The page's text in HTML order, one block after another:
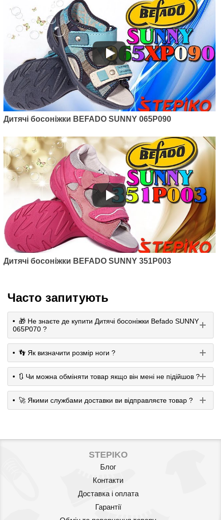
Дитячі босоніжки BEFADO SUNNY 065P090
Дитячі босоніжки BEFADO SUNNY 351P003
Часто запитують
🎁 Не знаєте де купити Дитячі босоніжки Befado SUNNY
065P070 ?
👣 Як визначити розмір ноги ?
🔃 Чи можна обміняти товар якщо він мені не підійшов ?
🚀 Якими службами доставки ви відправляєте товар ?
STEPIKO
Блог
Контакти
Доставка і оплата
Гарантії